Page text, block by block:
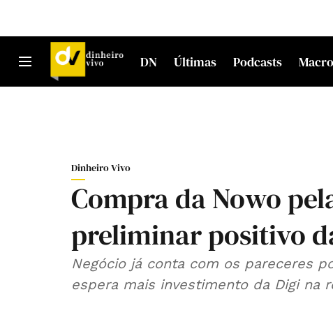
DN Últimas Podcasts Macro
Dinheiro Vivo
Compra da Nowo
preliminar positivo
Negócio já conta com os pareceres
espera mais investimento da Digi na